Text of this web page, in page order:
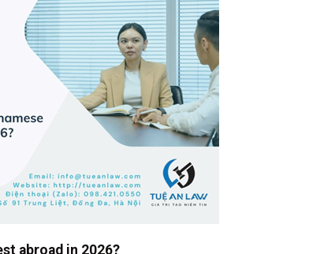
abroad in 2026?